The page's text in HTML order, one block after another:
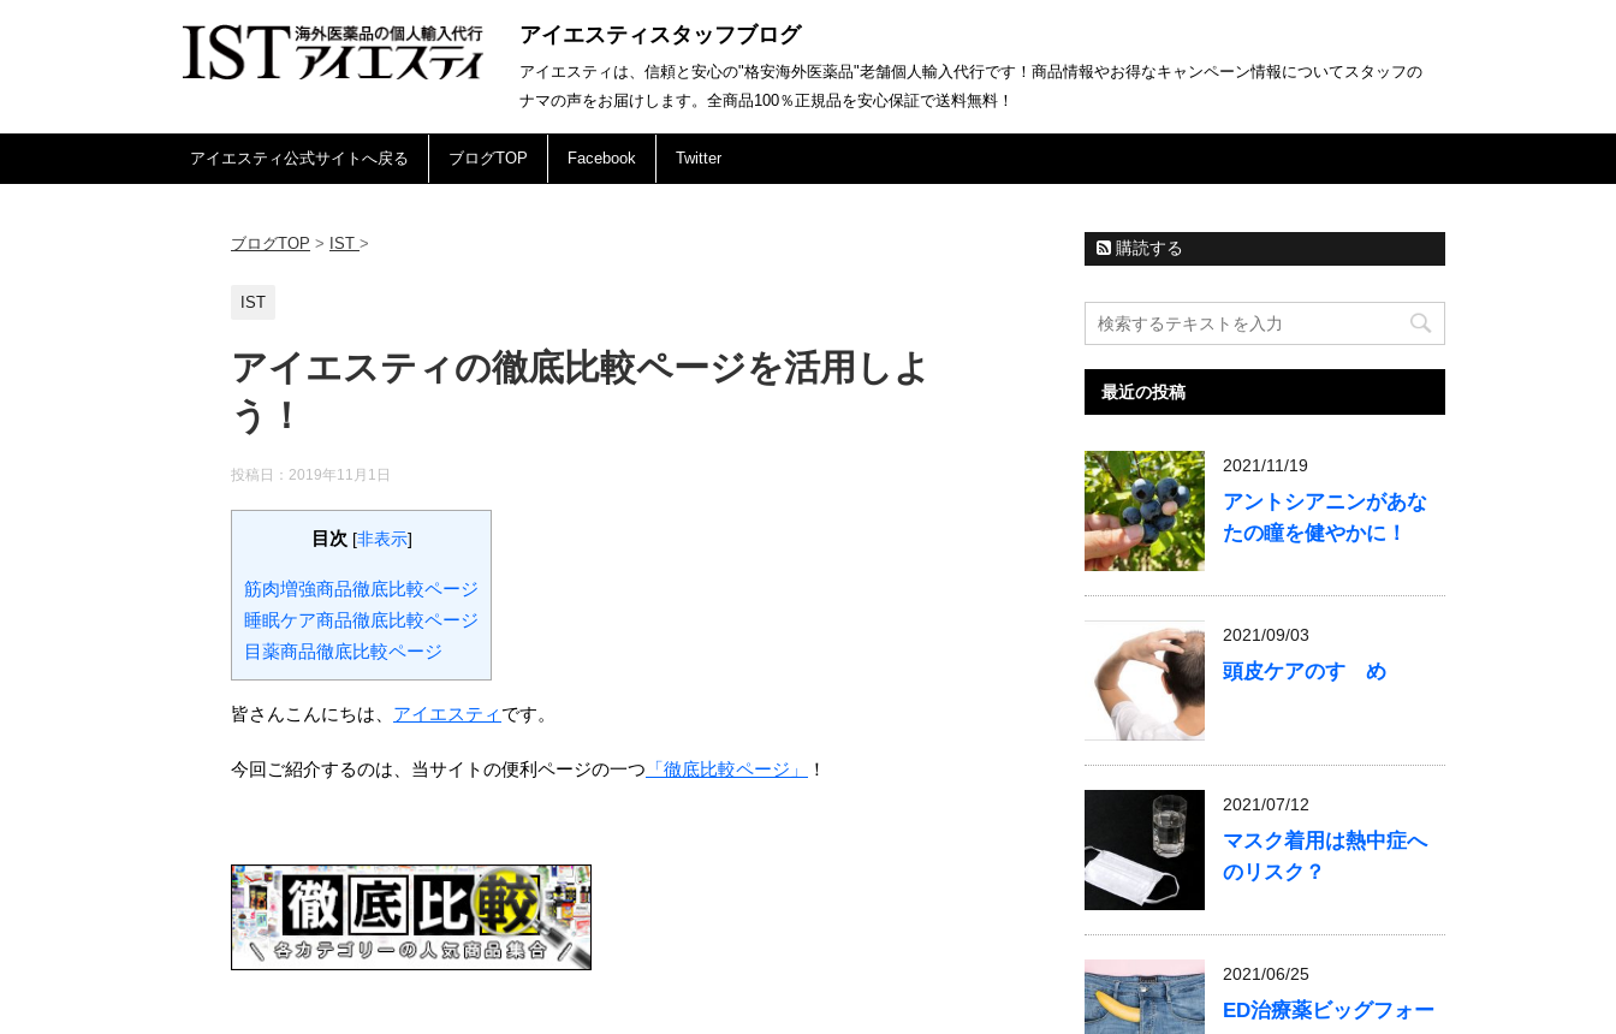
アイエスティスタッフブログ
アイエスティは、信頼と安心の"格安海外医薬品"老舗個人輸入代行です！商品情報やお得なキャンペーン情報についてスタッフの
ナマの声をお届けします。全商品100％正規品を安心保証で送料無料！
アイエスティ公式サイトへ戻る ブログTOP Facebook Twitter
ブログTOP > IST >
IST
アイエスティの徹底比較ページを活用しよ
う！
投稿日： 2019年11月1日
目次 [非表示]
筋肉増強商品徹底比較ページ
睡眠ケア商品徹底比較ページ
目薬商品徹底比較ページ
皆さんこんにちは、 アイエスティ です。
今回ご紹介するのは、当サイトの便利ページの一つ 「徹底比較ページ」 ！
購読する
最近の投稿
2021/11/19
アントシアニンがあな
たの瞳を健やかに！
2021/09/03
頭皮ケアのすゝめ
2021/07/12
マスク着用は熱中症へ
のリスク？
2021/06/25
ED治療薬ビッグフォー